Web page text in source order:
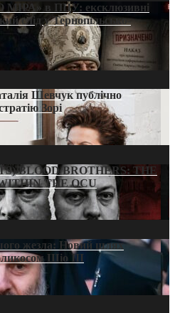
в ПЦУ: ексклюзивні
слід у Тернопільсько-
Шевчук публічно
Зорі
BLOOD BROTHERS: THE
THE OCU
жезла: Новий шлях
Шіо III